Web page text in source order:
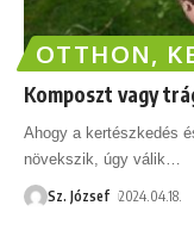
OTTHON,
Komposzt vagy
Ahogy a kertészkedés
növekszik, úgy válik…
Sz. József 2024.04.18.